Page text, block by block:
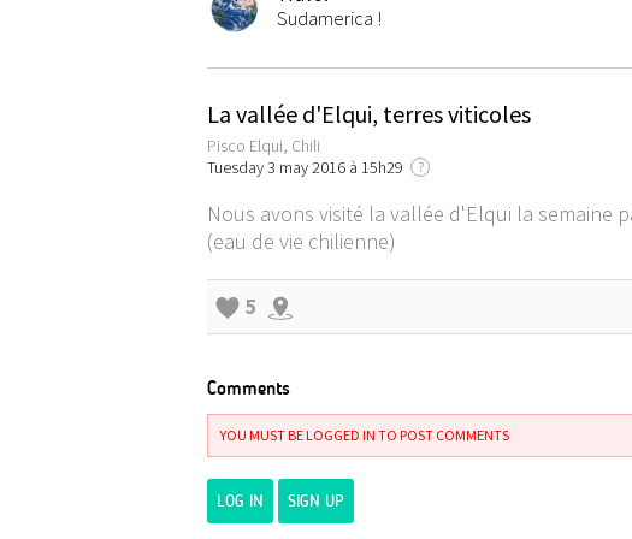
Sudamerica !
La vallée d'Elqui, terres viticoles
Pisco Elqui, Chili
Tuesday 3 may 2016 à 15h29
?
Nous avons visité la vallée d'Elqui la semaine
(eau de vie chilienne)
5
Comments
YOU MUST BE LOGGED IN TO POST COMMENTS
LOG IN SIGN UP